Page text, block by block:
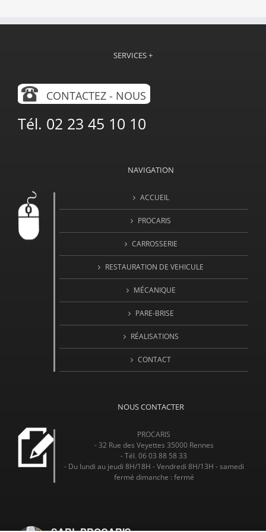
SERVICES +
CONTACTEZ - NOUS
Tél. 02 23 45 10 10
NAVIGATION
ACCUEIL
PROCARIS
CARROSSERIE
RESTAURATION DE VEHICULE
MÉCANIQUE
PARE-BRISE
RÉALISATIONS
CONTACT
NOUS CONTACTER
PROCARIS
- 32 Rue des Veyettes 35000 Rennes
- Tél. 06 03 88 58 33
- Du lundi au jeudi 8H/18H - Vendredi 8H/13H - samedi
fermé dimanche : fermé